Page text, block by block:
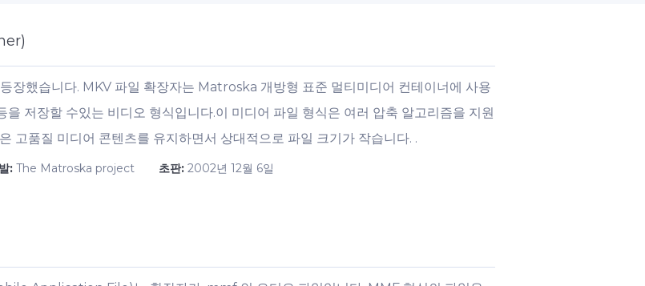
했습니다. MKV 파일 확장자는 Matroska 개방형 표준 멀티미디어 컨테이너에 사용
저장할 수있는 비디오 형식입니다.이 미디어 파일 형식은 여러 압축 알고리즘을 지원
고품질 미디어 콘텐츠를 유지하면서 상대적으로 파일 크기가 작습니다. .
: The Matroska project 초판: 2002년 12월 6일